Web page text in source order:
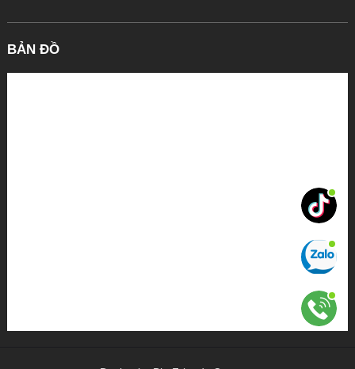
BẢN ĐỒ